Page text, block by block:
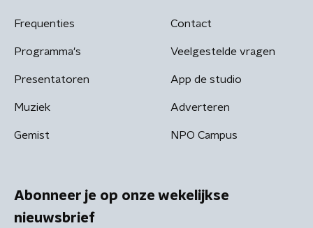
Frequenties
Programma's
Presentatoren
Muziek
Gemist
Contact
Veelgestelde vragen
App de studio
Adverteren
NPO Campus
Abonneer je op onze wekelijkse
nieuwsbrief